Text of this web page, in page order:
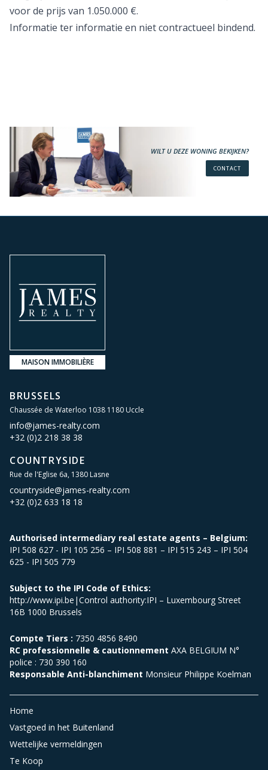
voor de prijs van 1.050.000 €.
Informatie ter informatie en niet contractueel bindend.
WILT U DEZE WONING BEKIJKEN?
CONTACT
MAISON IMMOBILIÈRE
BRUSSELS
Chaussée de Waterloo 1038 1180 Uccle
info@james-realty.com
+32 (0)2 218 38 38
COUNTRYSIDE
Rue de l'Eglise 6a, 1380 Lasne
countryside@james-realty.com
+32 (0)2 633 18 18
Authorised intermediary real estate agents – Belgium:
IPI 508 627 - IPI 105 256 – IPI 508 881 – IPI 515 243 – IPI 504
625 - IPI 505 779
Subject to the IPI Code of Ethics:
http://www.ipi.be|Control authority:IPI – Luxembourg Street
16B 1000 Brussels
Compte Tiers : 7350 4856 8490
RC professionnelle & cautionnement AXA BELGIUM N°
police : 730 390 160
Responsable Anti-blanchiment Monsieur Philippe Koelman
Home
Vastgoed in het Buitenland
Wettelijke vermeldingen
Te Koop